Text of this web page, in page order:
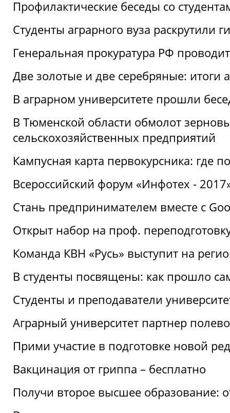
Профилактические беседы со
Студенты аграрного вуза раскрутили
Генеральная прокуратура РФ
Две золотые и две серебряные:
В аграрном университете прошли
В Тюменской области обмолот
сельскохозяйственных предприятий
Кампусная карта первокурсника: где
Всероссийский форум «Инфотех -
Стань предпринимателем вместе с
Открыт набор на проф.
Команда КВН «Русь» выступит на
В студенты посвящены: как прошло
Студенты и преподаватели
Аграрный университет партнер
Прими участие в подготовке новой
Вакцинация от гриппа – бесплатно
Получи второе высшее образование: